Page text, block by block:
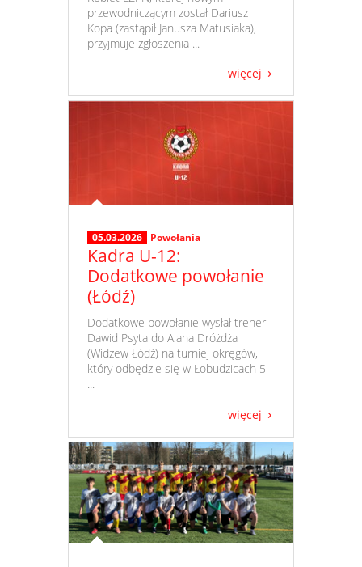
przewodniczącym został Dariusz
Kopa (zastąpił Janusza Matusiaka),
przyjmuje zgłoszenia ...
więcej
05.03.2026 Powołania
Kadra U-12:
Dodatkowe powołanie
(Łódź)
​ Dodatkowe powołanie wysłał trener
Dawid Psyta do Alana Dróżdża
(Widzew Łódź) na turniej okręgów,
który odbędzie się w Łobudzicach 5
...
więcej